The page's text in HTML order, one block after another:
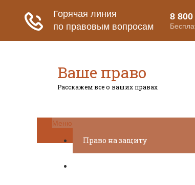
Ваше право
Расскажем все о ваших правах
Меню
Право на защиту